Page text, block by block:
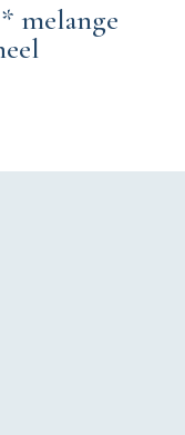
melange